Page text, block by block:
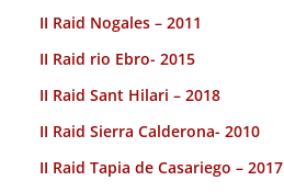
II Raid Nogales – 2011
II Raid rio Ebro- 2015
II Raid Sant Hilari – 2018
II Raid Sierra Calderona- 2010
II Raid Tapia de Casariego – 2017